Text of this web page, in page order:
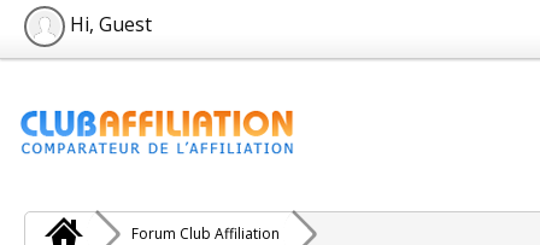
Hi, Guest
Forum Club Affiliation